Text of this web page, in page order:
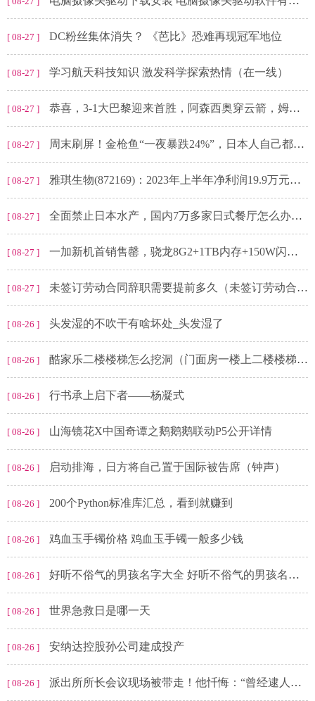
[ 08-27 ] DC粉丝集体消失？ 《芭比》恐难再现冠军地位
[ 08-27 ] 学习航天科技知识 激发科学探索热情（在一线）
[ 08-27 ] 恭喜，3-1大巴黎迎来首胜，阿森西奥穿云箭，姆巴佩梅开二度
[ 08-27 ] 周末刷屏！金枪鱼“一夜暴跌24%”，日本人自己都不买了？
[ 08-27 ] 雅琪生物(872169)：2023年上半年净利润19.9万元，同比减少82.66%
[ 08-27 ] 全面禁止日本水产，国内7万多家日式餐厅怎么办？香港给出了答案
[ 08-27 ] 一加新机首销售罄，骁龙8G2+1TB内存+150W闪充，目前中端机天花板
[ 08-27 ] 未签订劳动合同辞职需要提前多久（未签订劳动合同辞职）
[ 08-26 ] 头发湿的不吹干有啥坏处_头发湿了
[ 08-26 ] 酷家乐二楼楼梯怎么挖洞（门面房一楼上二楼楼梯怎么设计）
[ 08-26 ] 行书承上启下者——杨凝式
[ 08-26 ] 山海镜花X中国奇谭之鹅鹅鹅联动P5公开详情
[ 08-26 ] 启动排海，日方将自己置于国际被告席（钟声）
[ 08-26 ] 200个Python标准库汇总，看到就赚到
[ 08-26 ] 鸡血玉手镯价格 鸡血玉手镯一般多少钱
[ 08-26 ] 好听不俗气的男孩名字大全 好听不俗气的男孩名字大全三个字
[ 08-26 ] 世界急救日是哪一天
[ 08-26 ] 安纳达控股孙公司建成投产
[ 08-26 ] 派出所所长会议现场被带走！他忏悔：“曾经逮人，现在被人逮”